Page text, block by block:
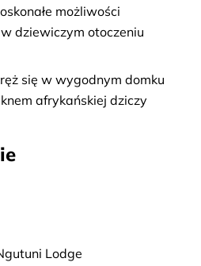
możliwości
dziewiczym otoczeniu
się w wygodnym domku
afrykańskiej dziczy
Lodge